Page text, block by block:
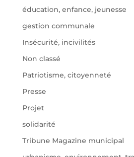
éducation, enfance, jeunesse
gestion communale
Insécurité, incivilités
Non classé
Patriotisme, citoyenneté
Presse
Projet
solidarité
Tribune Magazine municipal